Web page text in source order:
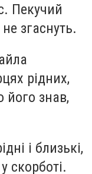
Пекучий
згаснуть.
рідних,
його знав,
і близькі,
скорботі.